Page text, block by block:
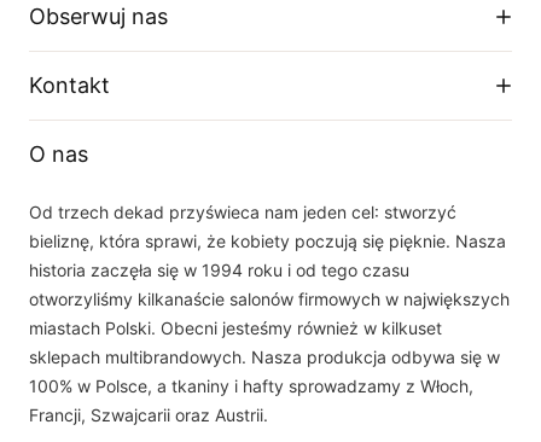
Regulamin sklepu
Polityka prywatności
O firmie
Tabela rozmiarów
Obserwuj nas
Facebook
Kontakt
Telefon
Email
sklep(at)dalia.pl
Nasz zespół obsługi klienta jest do Państwa dyspozycji w dni robocze w
godzinach 8.00 - 16.00
O nas
Od trzech dekad przyświeca nam jeden cel: stworzyć
bieliznę, która sprawi, że kobiety poczują się pięknie. Nasza
historia zaczęła się w 1994 roku i od tego czasu
otworzyliśmy kilkanaście salonów firmowych w największych
miastach Polski. Obecni jesteśmy również w kilkuset
sklepach multibrandowych. Nasza produkcja odbywa się w
100% w Polsce, a tkaniny i hafty sprowadzamy z Włoch,
Francji, Szwajcarii oraz Austrii.